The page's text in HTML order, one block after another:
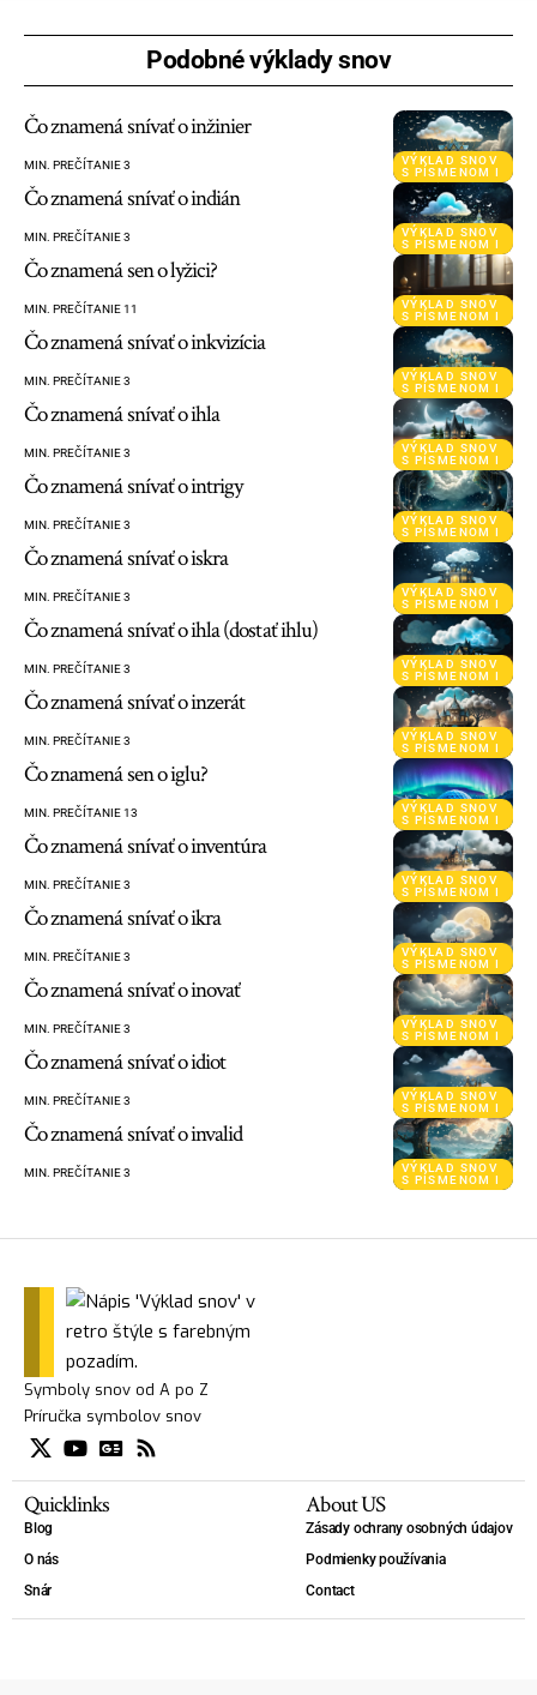
Podobné výklady snov
VÝKLAD SNOV
S PÍSMENOM I
Čo znamená snívať o inžinier
MIN. PREČÍTANIE 3
VÝKLAD SNOV
S PÍSMENOM I
Čo znamená snívať o indián
MIN. PREČÍTANIE 3
VÝKLAD SNOV
S PÍSMENOM I
Čo znamená sen o lyžici?
MIN. PREČÍTANIE 11
VÝKLAD SNOV
S PÍSMENOM I
Čo znamená snívať o inkvizícia
MIN. PREČÍTANIE 3
VÝKLAD SNOV
S PÍSMENOM I
Čo znamená snívať o ihla
MIN. PREČÍTANIE 3
VÝKLAD SNOV
S PÍSMENOM I
Čo znamená snívať o intrigy
MIN. PREČÍTANIE 3
VÝKLAD SNOV
S PÍSMENOM I
Čo znamená snívať o iskra
MIN. PREČÍTANIE 3
VÝKLAD SNOV
S PÍSMENOM I
Čo znamená snívať o ihla (dostať ihlu)
MIN. PREČÍTANIE 3
VÝKLAD SNOV
S PÍSMENOM I
Čo znamená snívať o inzerát
MIN. PREČÍTANIE 3
VÝKLAD SNOV
S PÍSMENOM I
Čo znamená sen o iglu?
MIN. PREČÍTANIE 13
VÝKLAD SNOV
S PÍSMENOM I
Čo znamená snívať o inventúra
MIN. PREČÍTANIE 3
VÝKLAD SNOV
S PÍSMENOM I
Čo znamená snívať o ikra
MIN. PREČÍTANIE 3
VÝKLAD SNOV
S PÍSMENOM I
Čo znamená snívať o inovať
MIN. PREČÍTANIE 3
VÝKLAD SNOV
S PÍSMENOM I
Čo znamená snívať o idiot
MIN. PREČÍTANIE 3
VÝKLAD SNOV
S PÍSMENOM I
Čo znamená snívať o invalid
MIN. PREČÍTANIE 3
Symboly snov od A po Z
Príručka symbolov snov
Quicklinks
Blog
O nás
Snár
About US
Zásady ochrany osobných údajov
Podmienky používania
Contact